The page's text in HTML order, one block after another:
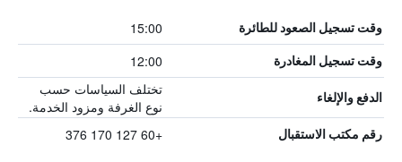
وقت تسجيل الصعود للطائرة 15:00
وقت تسجيل المغادرة 12:00
الدفع والإلغاء
تختلف السياسات حسب
نوع الغرفة ومزود الخدمة.
رقم مكتب الاستقبال +60 127 170 376